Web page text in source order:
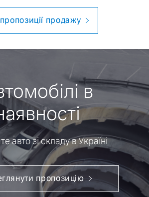
продажу
в
авто зі складу в Україні
пропозицію